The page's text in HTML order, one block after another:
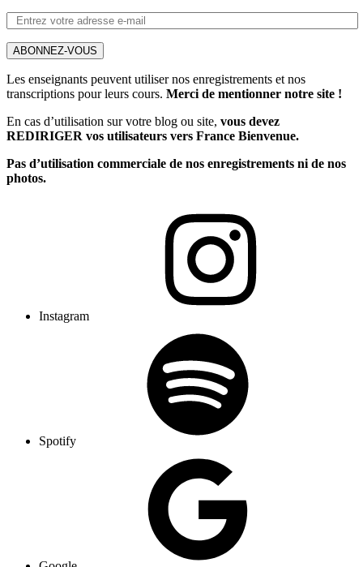
ABONNEZ-VOUS
Les enseignants peuvent utiliser nos enregistrements et nos
transcriptions pour leurs cours. Merci de mentionner notre site !
En cas d’utilisation sur votre blog ou site, vous devez
REDIRIGER vos utilisateurs vers France Bienvenue.
Pas d’utilisation commerciale de nos enregistrements ni de nos
photos.
Instagram
Spotify